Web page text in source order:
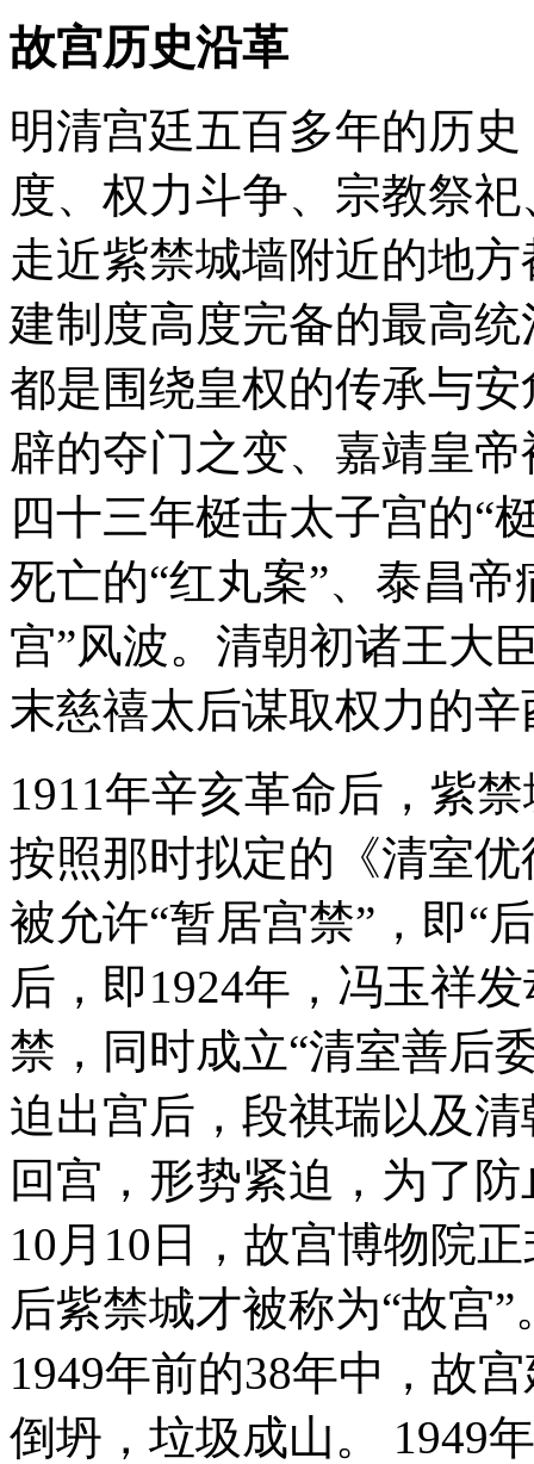
故宫历史沿革
明清宫廷五百多年的历
度、权力斗争、宗教祭
走近紫禁城墙附近的地
建制度高度完备的最高
都是围绕皇权的传承与
辟的夺门之变、嘉靖皇
四十三年梃击太子宫的“
死亡的“红丸案”、泰昌
宫”风波。清朝初诸王大
末慈禧太后谋取权力的
1911年辛亥革命后，紫
按照那时拟定的《清室
被允许“暂居宫禁”，即“
后，即1924年，冯玉祥
禁，同时成立“清室善后
迫出宫后，段祺瑞以及
回宫，形势紧迫，为了
10月10日，故宫博物院
后紫禁城才被称为“故宫
1949年前的38年中，故
倒坍，垃圾成山。 1949